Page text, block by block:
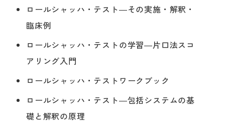
ロールシャッハ・テスト―その実施・解釈・
臨床例
ロールシャッハ・テストの学習―片口法スコ
アリング入門
ロールシャッハ・テストワークブック
ロールシャッハ・テスト―包括システムの基
礎と解釈の原理